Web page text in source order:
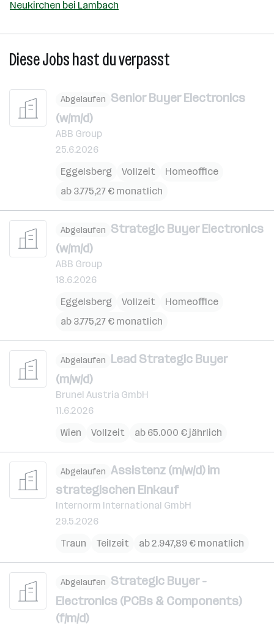
Neukirchen bei Lambach
Diese Jobs hast du verpasst
Abgelaufen Senior Buyer Electronics
(w/m/d)
ABB Group
25.6.2026
Eggelsberg
Vollzeit
Homeoffice
ab 3.775,27 € monatlich
Abgelaufen Strategic Buyer Electronics
(w/m/d)
ABB Group
18.6.2026
Eggelsberg
Vollzeit
Homeoffice
ab 3.775,27 € monatlich
Abgelaufen Lead Strategic Buyer
(m/w/d)
Brunel Austria GmbH
11.6.2026
Wien
Vollzeit ab 65.000 € jährlich
Abgelaufen Assistenz (m/w/d) im
strategischen Einkauf
Internorm International GmbH
29.5.2026
Traun
Teilzeit ab 2.947,89 € monatlich
Abgelaufen Strategic Buyer -
Electronics (PCBs & Components)
(f/m/d)